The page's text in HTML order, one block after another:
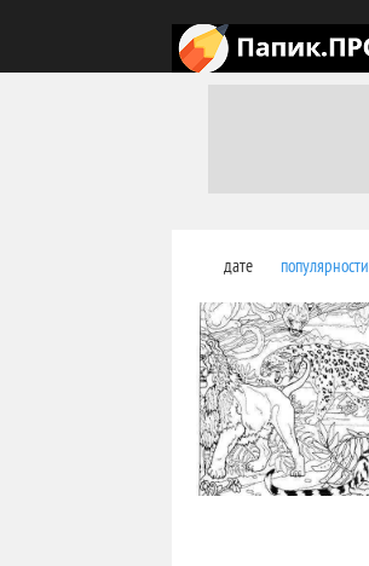
дате популярности